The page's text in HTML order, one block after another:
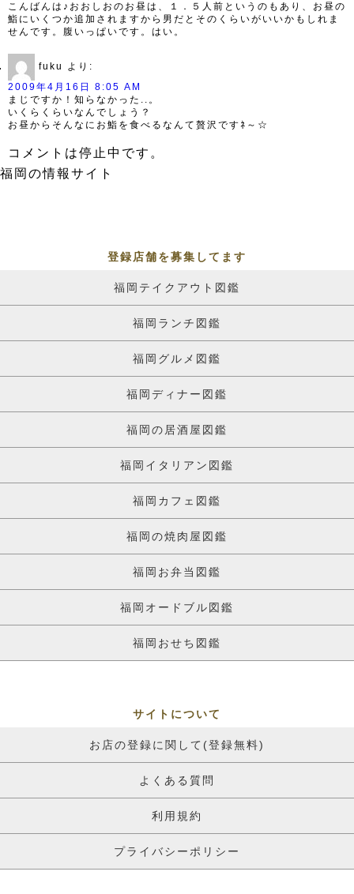
こんばんは♪おおしおのお昼は、１．５人前というのもあり、お昼の
鮨にいくつか追加されますから男だとそのくらいがいいかもしれま
せんです。腹いっぱいです。はい。
fuku
より:
2009年4月16日 8:05 AM
まじですか！知らなかった..。
いくらくらいなんでしょう？
お昼からそんなにお鮨を食べるなんて贅沢ですﾈ～☆
コメントは停止中です。
福岡の情報サイト
登録店舗を募集してます
福岡テイクアウト図鑑
福岡ランチ図鑑
福岡グルメ図鑑
福岡ディナー図鑑
福岡の居酒屋図鑑
福岡イタリアン図鑑
福岡カフェ図鑑
福岡の焼肉屋図鑑
福岡お弁当図鑑
福岡オードブル図鑑
福岡おせち図鑑
サイトについて
お店の登録に関して(登録無料)
よくある質問
利用規約
プライバシーポリシー